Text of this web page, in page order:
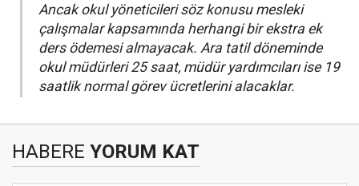
Ancak okul yöneticileri söz konusu mesleki
çalışmalar kapsamında herhangi bir ekstra ek
ders ödemesi almayacak. Ara tatil döneminde
okul müdürleri 25 saat, müdür yardımcıları ise 19
saatlik normal görev ücretlerini alacaklar.
HABERE YORUM KAT